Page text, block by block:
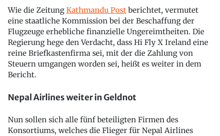
Wie die Zeitung Kathmandu Post berichtet, vermutet
eine staatliche Kommission bei der Beschaffung der
Flugzeuge erhebliche finanzielle Ungereimtheiten. Die
Regierung hege den Verdacht, dass Hi Fly X Ireland eine
reine Briefkastenfirma sei, mit der die Zahlung von
Steuern umgangen worden sei, heißt es weiter in dem
Bericht.
Nepal Airlines weiter in Geldnot
Nun sollen sich alle fünf beteiligten Firmen des
Konsortiums, welches die Flieger für Nepal Airlines